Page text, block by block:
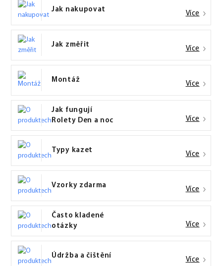
Jak nakupovat Více
Jak změřit Více
Montáž Více
Jak fungují
Rolety Den a noc
Více
Typy kazet Více
Vzorky zdarma Více
Často kladené
otázky
Více
Údržba a čištění Více